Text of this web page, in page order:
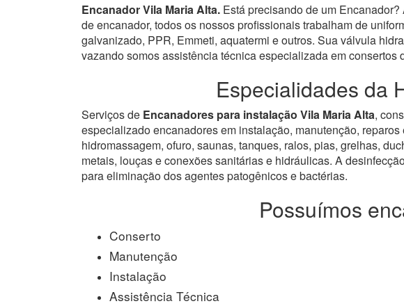
Encanador Vila Maria Alta. Está precisando de um Encanador?
de encanador, todos os nossos profissionais trabalham de
galvanizado, PPR, Emmeti, aquatermi e outros. Sua válvula
vazando somos assistência técnica especializada em consertos
Especialidades da
Serviços de Encanadores para instalação Vila Maria Alta,
especializado encanadores em instalação, manutenção,
hidromassagem, ofuro, saunas, tanques, ralos, pias, grelhas,
metais, louças e conexões sanitárias e hidráulicas. A
para eliminação dos agentes patogênicos e bactérias.
Possuímos
Conserto
Manutenção
Instalação
Assistência Técnica